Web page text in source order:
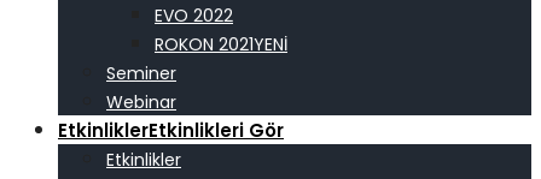
EVO 2022
ROKON 2021
Seminer
Webinar
EtkinliklerEtkinlikleri Gör
Etkinlikler